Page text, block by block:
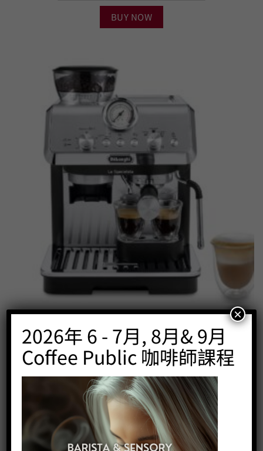
BUY NOW
De’Longhi – La Specialista Arte 半自動咖啡機 EC9155.MB
Price: HK$6,388.00
- +
BUY NOW
2026年 6 - 7月, 8月& 9月
Coffee Public 咖啡師課程
×